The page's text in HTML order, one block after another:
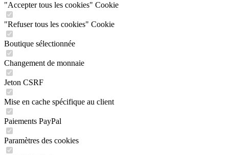
"Accepter tous les cookies" Cookie
"Refuser tous les cookies" Cookie
Boutique sélectionnée
Changement de monnaie
Jeton CSRF
Mise en cache spécifique au client
Paiements PayPal
Paramètres des cookies